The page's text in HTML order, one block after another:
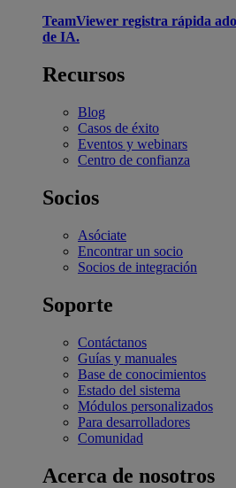
TeamViewer registra rápida
de IA.
Recursos
Blog
Casos de éxito
Eventos y webinars
Centro de confianza
Socios
Asóciate
Encontrar un socio
Socios de integración
Soporte
Contáctanos
Guías y manuales
Base de conocimientos
Estado del sistema
Módulos personalizados
Para desarrolladores
Comunidad
Acerca de nosotros